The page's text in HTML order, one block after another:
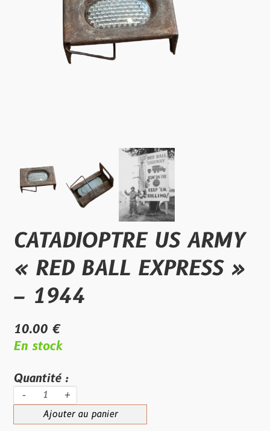
CATADIOPTRE US ARMY
« RED BALL EXPRESS »
– 1944
10.00 €
En stock
Quantité :
- +
Ajouter au panier